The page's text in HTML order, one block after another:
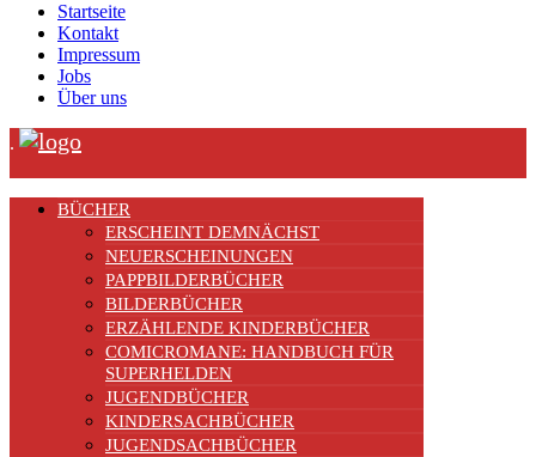
Startseite
Kontakt
Impressum
Jobs
Über uns
.
BÜCHER
ERSCHEINT DEMNÄCHST
NEUERSCHEINUNGEN
PAPPBILDERBÜCHER
BILDERBÜCHER
ERZÄHLENDE KINDERBÜCHER
COMICROMANE: HANDBUCH FÜR
SUPERHELDEN
JUGENDBÜCHER
KINDERSACHBÜCHER
JUGENDSACHBÜCHER